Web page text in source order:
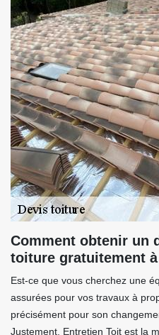
Comment obtenir un
toiture gratuitement
Est-ce que vous cherchez une
assurées pour vos travaux à
précisément pour son
Justement, Entretien Toit est la